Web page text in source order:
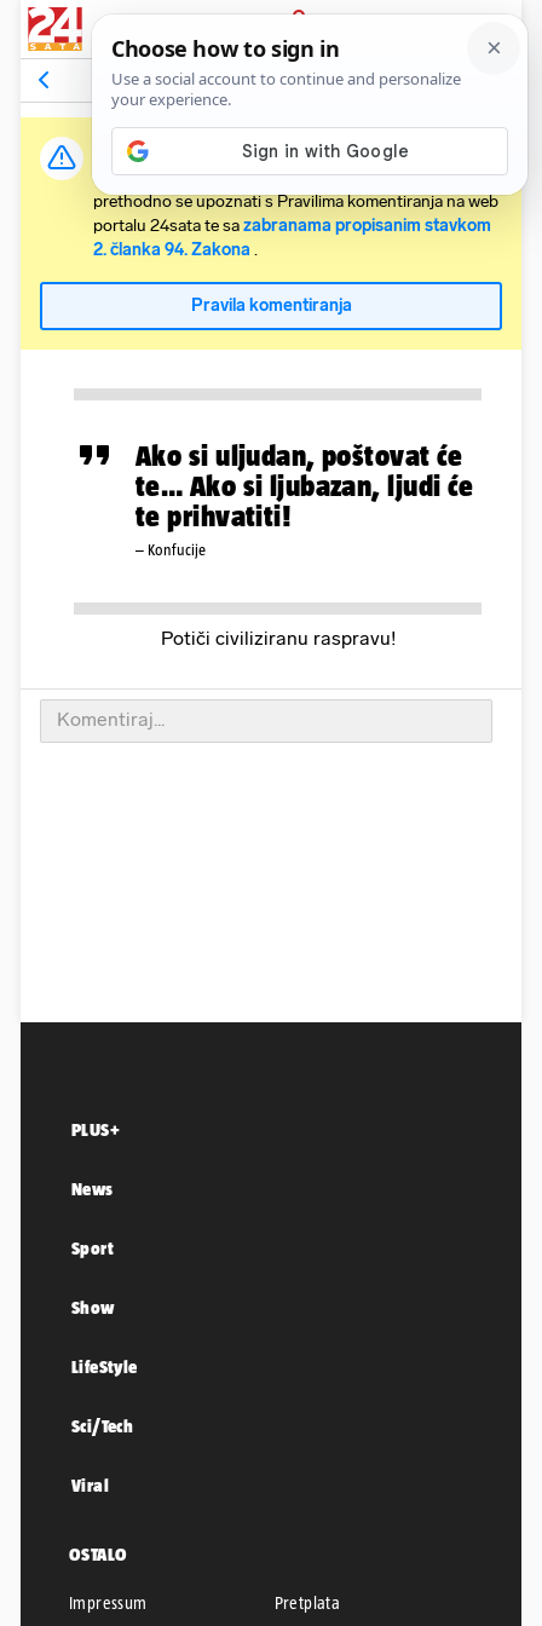
PRIJAVA
Komentari Relevantni
Važna obavijest:
Svaki korisnik koji želi komentirati članke obvezan je
prethodno se upoznati s Pravilima komentiranja na web
portalu 24sata te sazabranama propisanim stavkom
2. članka 94. Zakona .
Pravila komentiranja
Ako si uljudan, poštovat će
te… Ako si ljubazan, ljudi će
te prihvatiti!
– Konfucije
Potiči civiliziranu raspravu!
PLUS+
News
Sport
Show
LifeStyle
Sci/Tech
Viral
OSTALO
Impressum Pretplata